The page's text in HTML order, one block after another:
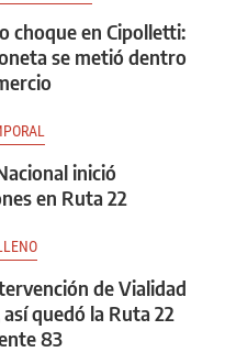
choque en Cipolletti:
se metió dentro
inició
en Ruta 22
de Vialidad
quedó la Ruta 22
83